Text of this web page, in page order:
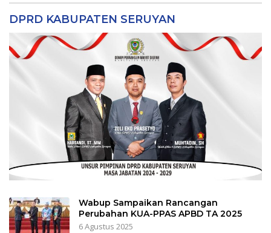
DPRD KABUPATEN SERUYAN
Wabup Sampaikan Rancangan
Perubahan KUA-PPAS APBD TA 2025
6 Agustus 2025